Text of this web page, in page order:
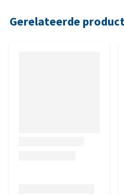
Gerelateerde